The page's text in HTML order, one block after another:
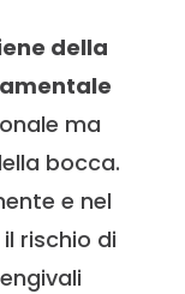
della
ma
bocca.
e nel
rischio di